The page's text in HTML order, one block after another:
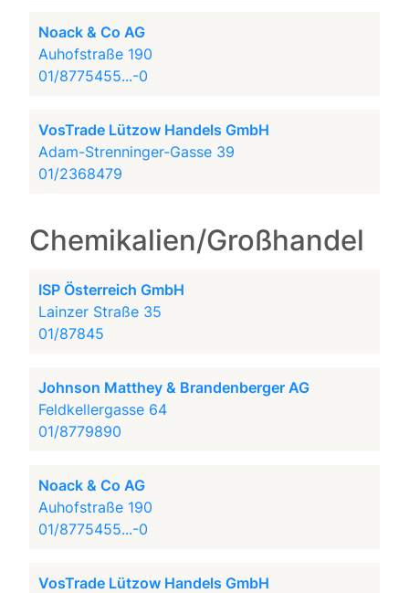
Noack & Co AG
Auhofstraße 190
01/8775455...-0
VosTrade Lützow Handels GmbH
Adam-Strenninger-Gasse 39
01/2368479
Chemikalien/Großhandel
ISP Österreich GmbH
Lainzer Straße 35
01/87845
Johnson Matthey & Brandenberger AG
Feldkellergasse 64
01/8779890
Noack & Co AG
Auhofstraße 190
01/8775455...-0
VosTrade Lützow Handels GmbH